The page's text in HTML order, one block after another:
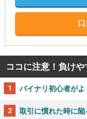
ココに注意！負け
バイナリ初心者が
取引に慣れた時に